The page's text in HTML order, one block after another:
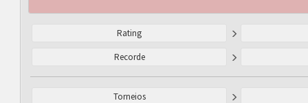
Rating
Recorde
Torneios